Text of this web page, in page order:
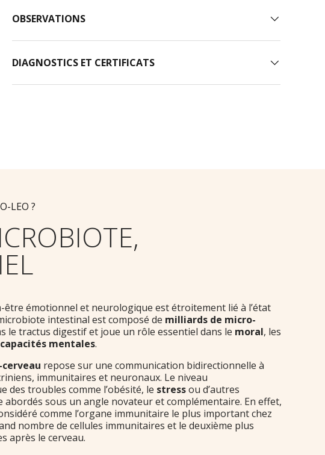
OBSERVATIONS
DIAGNOSTICS ET CERTIFICATS
LEO ?
être émotionnel et neurologique est étroitement lié à l’état
intestinal est composé de milliards de micro-
le tractus digestif et joue un rôle essentiel dans le moral, les
capacités mentales.
repose sur une communication bidirectionnelle à
immunitaires et neuronaux. Le niveau
des troubles comme l’obésité, le stressou d’autres
sous un angle novateur et complémentaire. En effet,
comme l’organe immunitaire le plus important chez
nombre de cellules immunitaires et le deuxième plus
après le cerveau.